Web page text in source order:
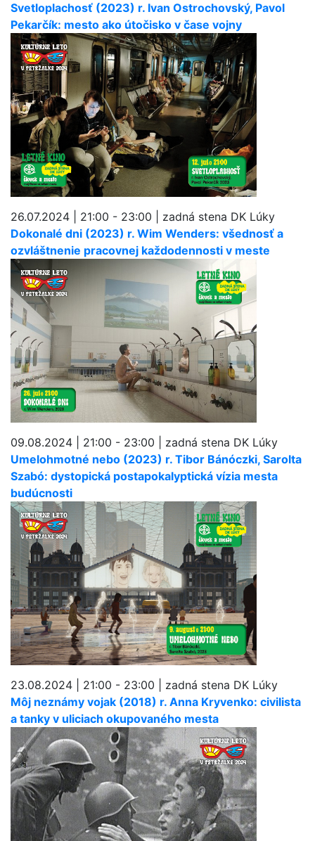
Svetloplachosť (2023) r. Ivan Ostrochovský, Pavol
Pekarčík: mesto ako útočisko v čase vojny
26.07.2024 | 21:00 - 23:00 | zadná stena DK Lúky
Dokonalé dni (2023) r. Wim Wenders: všednosť a
ozvláštnenie pracovnej každodennosti v meste
09.08.2024 | 21:00 - 23:00 | zadná stena DK Lúky
Umelohmotné nebo (2023) r. Tibor Bánóczki, Sarolta
Szabó: dystopická postapokalyptická vízia mesta
budúcnosti
23.08.2024 | 21:00 - 23:00 | zadná stena DK Lúky
Môj neznámy vojak (2018) r. Anna Kryvenko: civilista
a tanky v uliciach okupovaného mesta